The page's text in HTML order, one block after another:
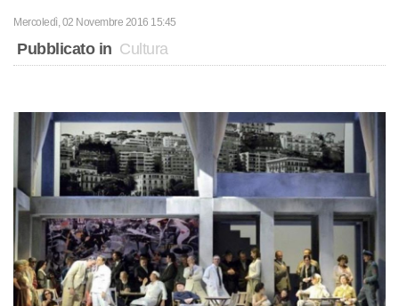
Mercoledì, 02 Novembre 2016 15:45
Pubblicato in Cultura